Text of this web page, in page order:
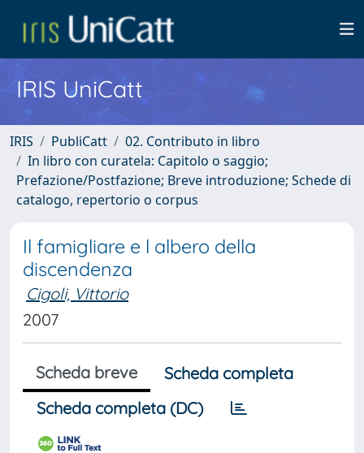
IRIS UniCatt
IRIS PubliCatt
02. Contributo in libro
In libro con curatela: Capitolo o saggio;
Prefazione/Postfazione; Breve introduzione; Schede di
catalogo, repertorio o corpus
Il famigliare e l albero della
discendenza
Cigoli, Vittorio
2007
Scheda breve
Scheda completa
Scheda completa (DC)